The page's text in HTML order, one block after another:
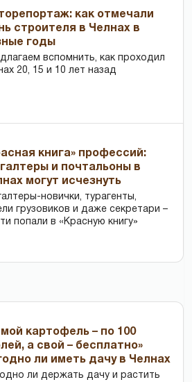
как отмечали
строителя в Челнах в
годы
вспомнить, как проходил
20, 15 и 10 лет назад
книга» профессий:
и почтальоны в
могут исчезнуть
новички, тур­агенты,
грузовиков и даже секретари –
попали в «Красную книгу»
картофель – по 100
а свой – бесплатно»
ли иметь дачу в Челнах
ли держать дачу и растить